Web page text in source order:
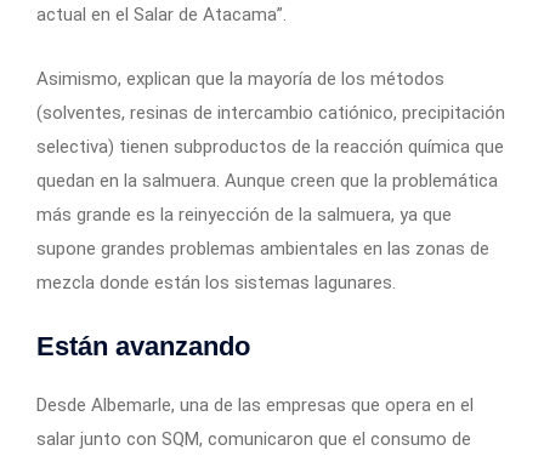
actual en el Salar de Atacama”.
Asimismo, explican que la mayoría de los métodos
(solventes, resinas de intercambio catiónico, precipitación
selectiva) tienen subproductos de la reacción química que
quedan en la salmuera. Aunque creen que la problemática
más grande es la reinyección de la salmuera, ya que
supone grandes problemas ambientales en las zonas de
mezcla donde están los sistemas lagunares.
Están avanzando
Desde Albemarle, una de las empresas que opera en el
salar junto con SQM, comunicaron que el consumo de